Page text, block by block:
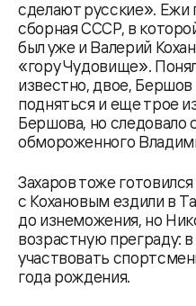
сделают русские». Ежи
сборная СССР, в
был уже и Валерий
«гору Чудовище».
известно, двое,
подняться и еще трое
Бершова, но следовало
обмороженного
Захаров тоже
с Кохановым ездили в
до изнеможения, но
возрастную преграду:
участвовать
года рождения.